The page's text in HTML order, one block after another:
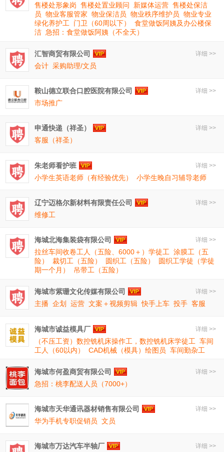
售楼处形象岗 售楼处置业顾问 新媒体运营 售楼处保洁
员 物业客服管家 物业保洁员 物业秩序维护员 物业专业
绿化养护工
门卫（60周以下）
食堂做饭阿姨及办公楼保
洁 急招：食堂做饭阿姨（不全天）
详细 >>
汇智商贸有限公司
会计 采购助理/文员
详细 >>
鞍山德立联合口腔医院有限公司
市场推广
详细 >>
申通快递（祥圣）
客服（祥圣）
详细 >>
朱老师看护班
小学生英语老师（有经验优先）
小学生晚自习辅导老师
详细 >>
辽宁迈格尔新材料有限责任公司
维修工
详细 >>
海城北海集装袋有限公司
拉丝车间收卷工人（五险、6000＋）学徒工 涂膜工（五
险）
裁切工（五险） 圆织工（五险）
圆织工学徒（学徒
期一个月）
吊带工（五险）
详细 >>
海城市紫珊文化传媒有限公司
主播 企划 运营 文案＋视频剪辑 快手上车 投手 客服
详细 >>
海城市诚益模具厂
（不压工资）数控铣机床操作工，数控铣机床学徒工 车间
工人（60以内）
CAD机械（模具）绘图员 车间勤杂工
详细 >>
海城市何盈商贸有限公司
急招：桃李配送人员（7000+）
详细 >>
海城市天华通讯器材销售有限公司
华为手机专职促销员 文员
详细 >>
海城市万达汽车半轴厂